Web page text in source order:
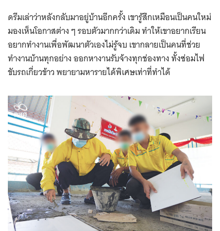
ดรีมเล่าว่าหลังกลับมาอยู่บ้านอีกครั้ง เขารู้สึกเหมือนเป็นคนใหม่
มองเห็นโอกาสต่าง ๆ รอบตัวมากกว่าเดิม ทำให้เขาอยากเรียน
อยากทำงานเพื่อพัฒนาตัวเองไม่รู้จบ เขากลายเป็นคนที่ช่วย
ทำงานบ้านทุกอย่าง ออกหางานรับจ้างทุกช่องทาง ทั้งซ่อมไฟ
ขับรถเกี่ยวข้าว พยายามหารายได้พิเศษเท่าที่ทำได้